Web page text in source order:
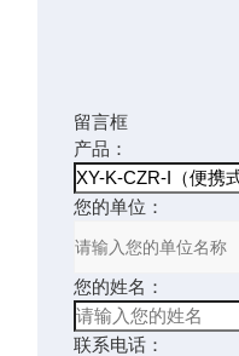
留言框
产品：
您的单位：
您的姓名：
联系电话：